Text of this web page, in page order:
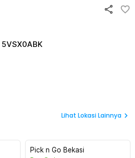
5VSX0ABK
Lihat Lokasi Lainnya
Pick n Go Bekasi